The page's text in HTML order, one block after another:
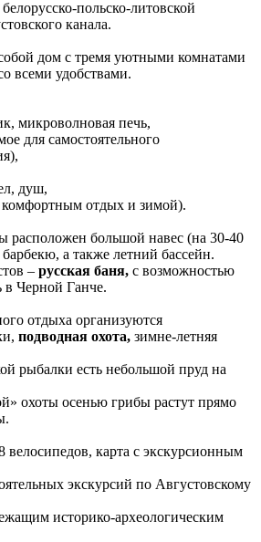
польско-литовской
канала.
собой дом с тремя уютными комнатами
всеми удобствами.
микроволновая печь,
для самостоятельного
душ,
комфортным отдых и зимой).
расположен большой навес (на 30-40
а также летний бассейн.
– русская баня, с возможностью
в Черной Ганче.
отдыха организуются
подводная охота, зимне-летняя
рыбалки есть небольшой пруд на
охоты осенью грибы растут прямо
велосипедов, карта с экскурсионным
экскурсий по Августовскому
историко-археологическим